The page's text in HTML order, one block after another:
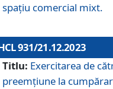
spațiu comercial mixt.
931/21.12.2023
Titlu: Exercitarea de
preemțiune la